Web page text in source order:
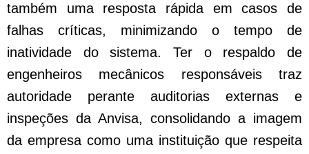
também uma resposta rápida em casos de
falhas críticas, minimizando o tempo de
inatividade do sistema. Ter o respaldo de
engenheiros mecânicos responsáveis traz
autoridade perante auditorias externas e
inspeções da Anvisa, consolidando a imagem
da empresa como uma instituição que respeita